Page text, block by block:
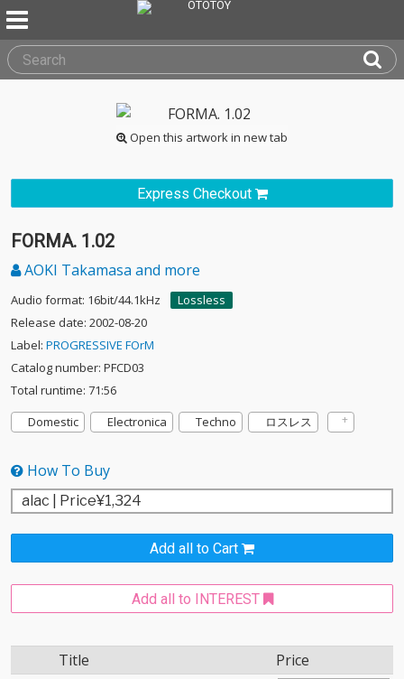
Open this artwork in new tab
Express Checkout
FORMA. 1.02
AOKI Takamasa and more
Audio format: 16bit/44.1kHz
Lossless
Release date: 2002-08-20
Label: PROGRESSIVE FOrM
Catalog number: PFCD03
Total runtime: 71:56
Domestic
Electronica Techno ロスレス
How To Buy
Add all to Cart
Add all to INTEREST
Title Price